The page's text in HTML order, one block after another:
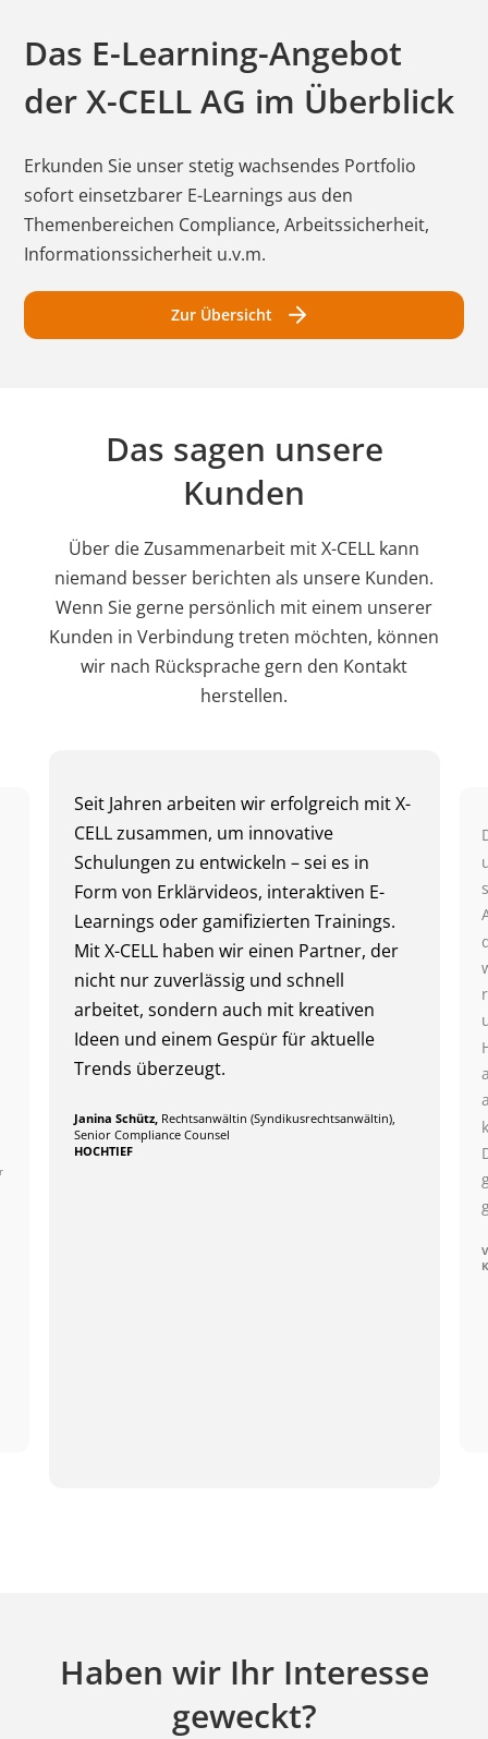
Das E-Learning-Angebot
derX-CELL AG im Überblick
Erkunden Sie unser stetig wachsendes Portfolio
sofort einsetzbarer E-Learnings aus den
Themenbereichen Compliance, Arbeitssicherheit,
Informationssicherheit u.v.m.
Zur Übersicht
Das sagen unsere
Kunden
Über die Zusammenarbeit mit X-CELL kann
niemand besser berichten als unsere Kunden.
Wenn Sie gerne persönlich mit einem unserer
Kunden in Verbindung treten möchten, können
wir nach Rücksprache gern den Kontakt
herstellen.
Seit Jahren arbeiten wir erfolgreich mit X-
CELL zusammen, um innovative
Schulungen zu entwickeln – sei es in
Form von Erklärvideos, interaktiven E-
Learnings oder gamifizierten Trainings.
Mit X-CELL haben wir einen Partner, der
nicht nur zuverlässig und schnell
arbeitet, sondern auch mit kreativen
Ideen und einem Gespür für aktuelle
Trends überzeugt.
Janina Schütz, Rechtsanwältin (Syndikusrechtsanwältin),
Senior Compliance Counsel
HOCHTIEF
Haben wir Ihr Interesse
geweckt?